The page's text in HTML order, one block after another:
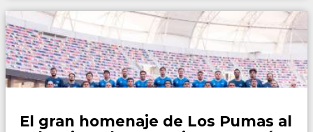
El gran homenaje de Los Pumas al